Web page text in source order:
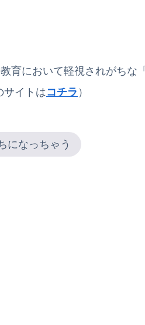
育において軽視されがちな「
サイトはコチラ ）
になっちゃう